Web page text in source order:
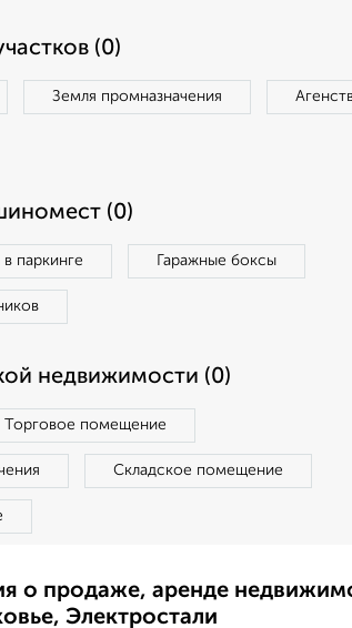
(0)
Земля промназначения
(0)
паркинге Гаражные боксы
недвижимости (0)
Торговое помещение
Складское помещение
о продаже, аренде
Электростали